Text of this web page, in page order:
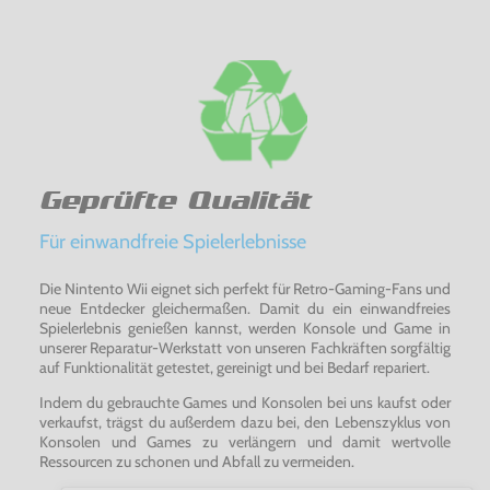
Geprüfte Qualität
Für einwandfreie Spielerlebnisse
Die Nintento Wii eignet sich perfekt für Retro-Gaming-Fans und
neue Entdecker gleichermaßen. Damit du ein einwandfreies
Spielerlebnis genießen kannst, werden Konsole und Game in
unserer Reparatur-Werkstatt von unseren Fachkräften sorgfältig
auf Funktionalität getestet, gereinigt und bei Bedarf repariert.
Indem du gebrauchte Games und Konsolen bei uns kaufst oder
verkaufst, trägst du außerdem dazu bei, den Lebenszyklus von
Konsolen und Games zu verlängern und damit wertvolle
Ressourcen zu schonen und Abfall zu vermeiden.